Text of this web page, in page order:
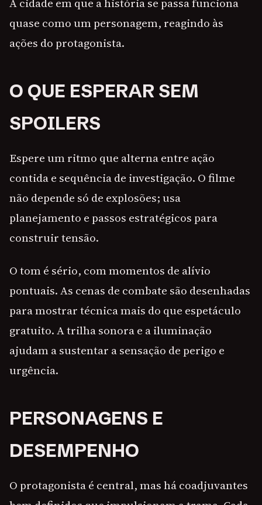
A cidade em que a história se passa funciona
quase como um personagem, reagindo às
ações do protagonista.
O QUE ESPERAR SEM
SPOILERS
Espere um ritmo que alterna entre ação
contida e sequência de investigação. O filme
não depende só de explosões; usa
planejamento e passos estratégicos para
construir tensão.
O tom é sério, com momentos de alívio
pontuais. As cenas de combate são desenhadas
para mostrar técnica mais do que espetáculo
gratuito. A trilha sonora e a iluminação
ajudam a sustentar a sensação de perigo e
urgência.
PERSONAGENS E
DESEMPENHO
O protagonista é central, mas há coadjuvantes